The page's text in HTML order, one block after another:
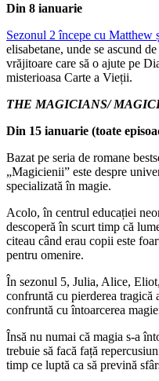
Din 8 ianuarie
Sezonul 2 începe cu Matthew
elisabetane, unde se ascund
vrăjitoare care să o ajute pe
misterioasa Carte a Vieții.
THE MAGICIANS/
Din 15 ianuarie (toate
Bazat pe seria de romane
„Magicienii” este despre
specializată în magie.
Acolo, în centrul educației
descoperă în scurt timp că
citeau când erau copii este
pentru omenire.
În sezonul 5, Julia, Alice,
confruntă cu pierderea tragică
confruntă cu întoarcerea
Însă nu numai că magia s-a
trebuie să facă față
timp ce luptă ca să prevină